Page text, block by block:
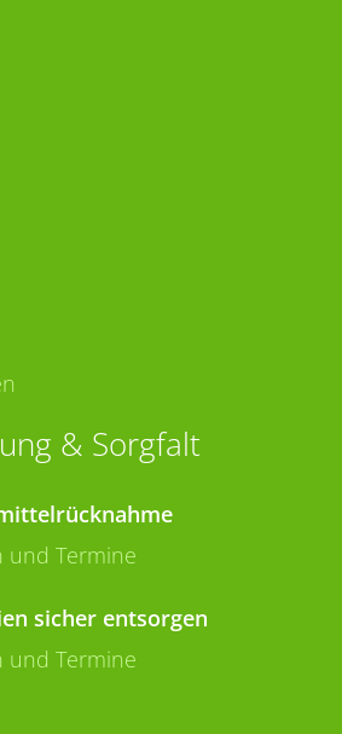
& Sorgfalt
und Termine
sicher entsorgen
und Termine